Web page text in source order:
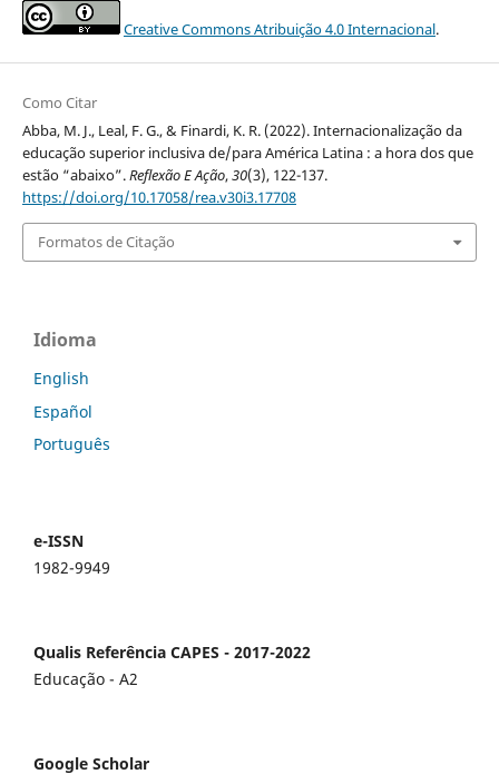
Creative Commons Atribuição 4.0 Internacional.
Como Citar
Abba, M. J., Leal, F. G., & Finardi, K. R. (2022). Internacionalização da
educação superior inclusiva de/para América Latina : a hora dos que
estão “abaixo”.Reflexão E Ação,30(3), 122-137.
https://doi.org/10.17058/rea.v30i3.17708
Formatos de Citação
Idioma
English
Español
Português
e-ISSN
1982-9949
Qualis Referência CAPES - 2017-2022
Educação - A2
Google Scholar